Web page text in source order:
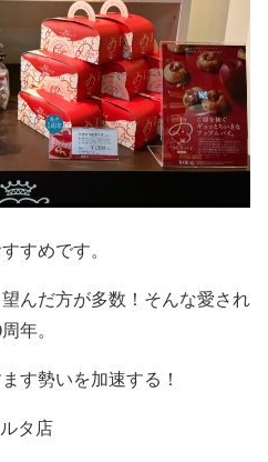
すめです。
んだ方が多数！そんな愛され
年。
す勢いを加速する！
タ店